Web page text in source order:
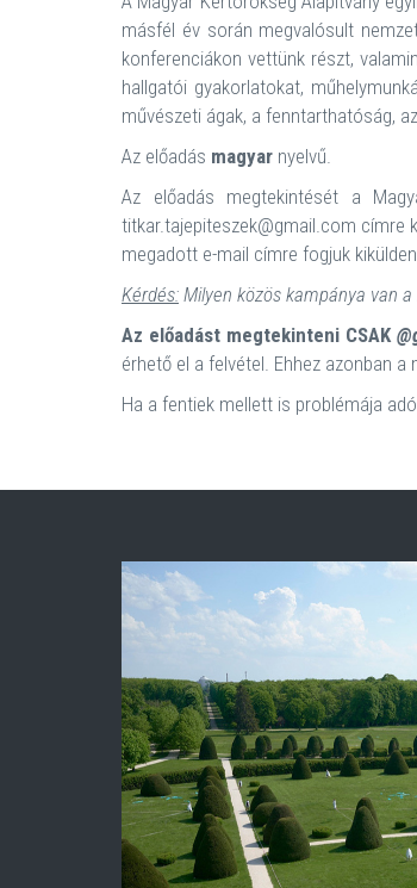
másfél év során megvalósult
konferenciákon vettünk részt,
hallgatói gyakorlatokat,
művészeti ágak, a fenntarthatóság,
Az előadás magyar nyelvű.
Az előadás megtekintését a
titkar.tajepiteszek@gmail.com címre
megadott e-mail címre fogjuk
Kérdés: Milyen közös kampánya van
Az előadást megtekinteni CSAK
érhető el a felvétel. Ehhez azonban
Ha a fentiek mellett is problémája